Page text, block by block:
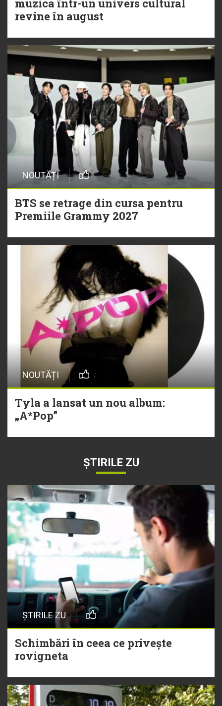
muzica într-un univers cultural
revine în august
NOUTĂȚI
BTS se retrage din cursa pentru
Premiile Grammy 2027
NOUTĂȚI
Tyla a lansat un nou album:
„A*Pop”
ȘTIRILE ZU
ȘTIRILE ZU
Schimbări în ceea ce privește
rovigneta